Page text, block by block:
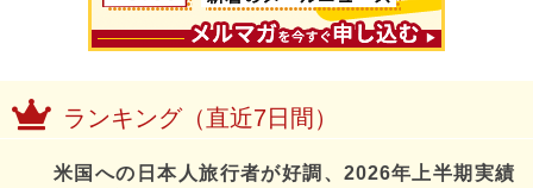
ランキング（直近7日間）
米国への日本人旅行者が好調、2026年上半期実績